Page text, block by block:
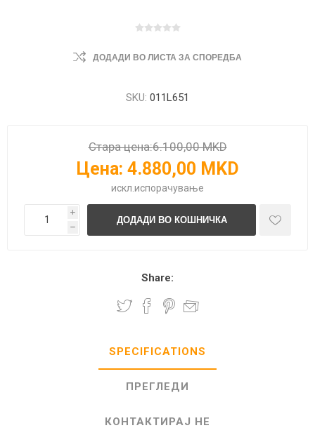
ДОДАДИ ВО ЛИСТА ЗА СПОРЕДБА
SKU: 011L651
Стара цена:6.100,00 MKD
Цена: 4.880,00 MKD
искл. испорачување
i
h
Share:
SPECIFICATIONS
ПРЕГЛЕДИ
КОНТАКТИРАЈ НЕ